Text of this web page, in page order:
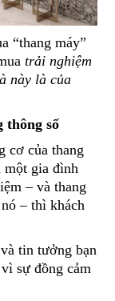
“thang máy”
trải nghiệm
này là của
thông số
cơ của thang
một gia đình
– và thang
– thì khách
tin tưởng bạn
sự đồng cảm